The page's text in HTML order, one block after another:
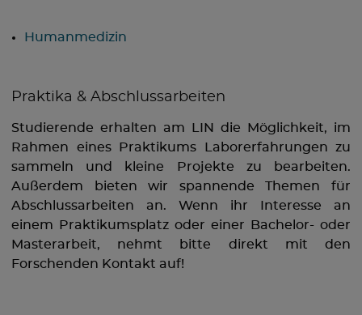
Humanmedizin
Praktika & Abschlussarbeiten
Studierende erhalten am LIN die Möglichkeit, im
Rahmen eines Praktikums Laborerfahrungen zu
sammeln und kleine Projekte zu bearbeiten.
Außerdem bieten wir spannende Themen für
Abschlussarbeiten an. Wenn ihr Interesse an
einem Praktikumsplatz oder einer Bachelor- oder
Masterarbeit, nehmt bitte direkt mit den
Forschenden Kontakt auf!